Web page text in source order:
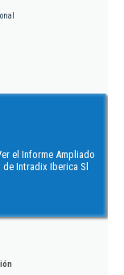
el Informe Ampliado
de Intradix Iberica Sl